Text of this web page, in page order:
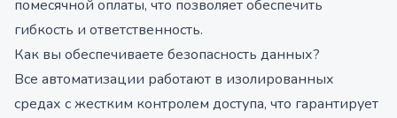
помесячной оплаты, что позволяет обеспечить
гибкость и ответственность.
Как вы обеспечиваете безопасность данных?
Все автоматизации работают в изолированных
средах с жестким контролем доступа, что гарантирует